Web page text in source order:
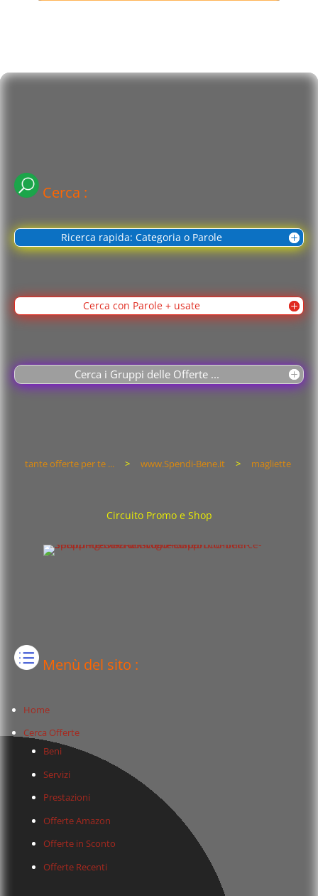
Cerca :
Ricerca rapida: Categoria o Parole
Cerca con Parole + usate
Cerca i Gruppi delle Offerte ...
tante offerte per te ... > www.Spendi-Bene.it > magliette
Circuito Promo e Shop
Menù del sito :
Home
Cerca Offerte
Beni
Servizi
Prestazioni
Offerte Amazon
Offerte in Sconto
Offerte Recenti